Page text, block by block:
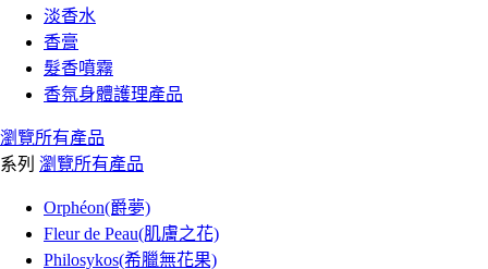
淡香水
香膏
髮香噴霧
香氛身體護理產品
瀏覽所有產品
系列 瀏覽所有產品
Orphéon(爵夢)
Fleur de Peau(肌膚之花)
Philosykos(希臘無花果)